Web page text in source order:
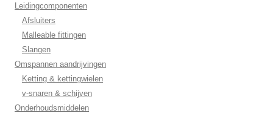
Leidingcomponenten
Afsluiters
Malleable fittingen
Slangen
Omspannen aandrijvingen
Ketting & kettingwielen
v-snaren & schijven
Onderhoudsmiddelen